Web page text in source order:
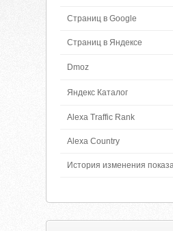
Страниц в Google
Страниц в Яндексе
Dmoz
Яндекс Каталог
Alexa Traffic Rank
Alexa Country
История изменения